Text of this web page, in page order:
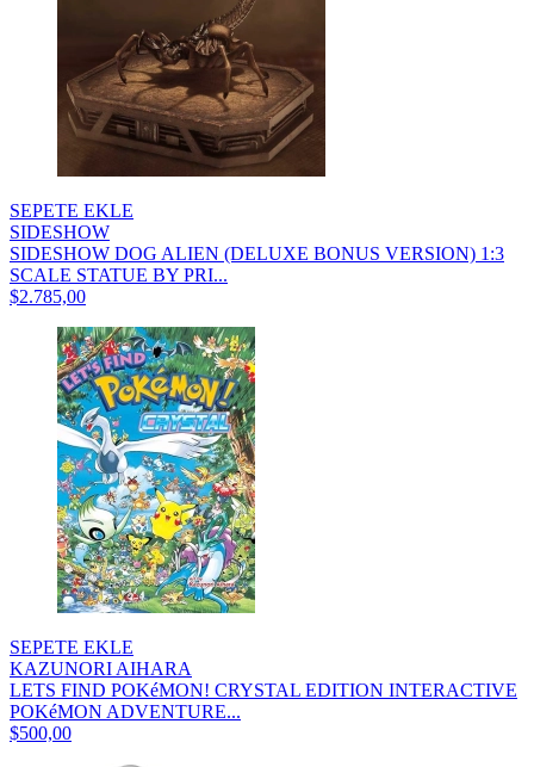
SEPETE EKLE
SIDESHOW
SIDESHOW DOG ALIEN (DELUXE BONUS VERSION) 1:3
SCALE STATUE BY PRI...
$2.785,00
SEPETE EKLE
KAZUNORI AIHARA
LETS FIND POKéMON! CRYSTAL EDITION INTERACTIVE
POKéMON ADVENTURE...
$500,00